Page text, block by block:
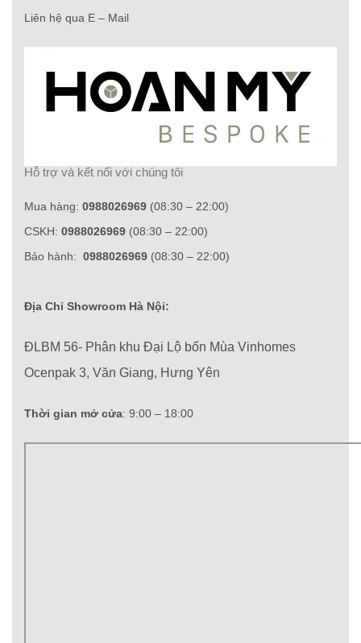
Liên hệ qua E – Mail
Hỗ trợ và kết nối với chúng tôi
Mua hàng: 0988026969 (08:30 – 22:00)
CSKH: 0988026969 (08:30 – 22:00)
Bảo hành: 0988026969 (08:30 – 22:00)
Địa Chỉ Showroom Hà Nội:
ĐLBM 56- Phân khu Đại Lộ bốn Mùa Vinhomes
Ocenpak 3, Văn Giang, Hưng Yên
Thời gian mở cửa: 9:00 – 18:00